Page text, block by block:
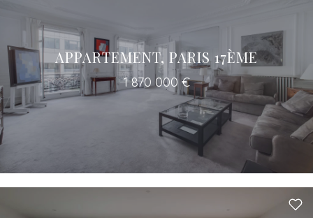
APPARTEMENT, PARIS 17ÈME
1 870 000 €